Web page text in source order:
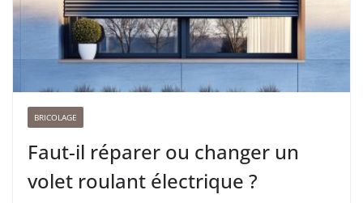
BRICOLAGE
Faut-il réparer ou changer un
volet roulant électrique ?